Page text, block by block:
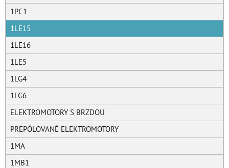
1PC1
1LE15
1LE16
1LE5
1LG4
1LG6
ELEKTROMOTORY S BRZDOU
PREPÓLOVANÉ ELEKTROMOTORY
1MA
1MB1